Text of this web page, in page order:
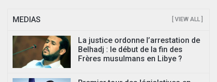
MEDIAS [ VIEW ALL ]
La justice ordonne l’arrestation de
Belhadj : le début de la fin des
Frères musulmans en Libye ?